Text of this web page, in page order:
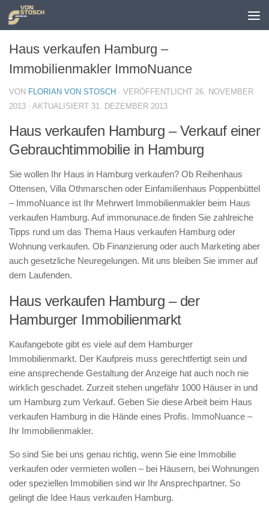
Zum Inhalt springen
Haus verkaufen Hamburg –
Immobilienmakler ImmoNuance
VON FLORIAN VON STOSCH · VERÖFFENTLICHT 26. NOVEMBER
2013 · AKTUALISIERT 31. DEZEMBER 2013
Haus verkaufen Hamburg – Verkauf einer
Gebrauchtimmobilie in Hamburg
Sie wollen Ihr Haus in Hamburg verkaufen? Ob Reihenhaus
Ottensen, Villa Othmarschen oder Einfamilienhaus Poppenbüttel
– ImmoNuance ist Ihr Mehrwert Immobilienmakler beim Haus
verkaufen Hamburg. Auf immonunace.de finden Sie zahlreiche
Tipps rund um das Thema Haus verkaufen Hamburg oder
Wohnung verkaufen. Ob Finanzierung oder auch Marketing aber
auch gesetzliche Neuregelungen. Mit uns bleiben Sie immer auf
dem Laufenden.
Haus verkaufen Hamburg – der
Hamburger Immobilienmarkt
Kaufangebote gibt es viele auf dem Hamburger
Immobilienmarkt. Der Kaufpreis muss gerechtfertigt sein und
eine ansprechende Gestaltung der Anzeige hat auch noch nie
wirklich geschadet. Zurzeit stehen ungefähr 1000 Häuser in und
um Hamburg zum Verkauf. Geben Sie diese Arbeit beim Haus
verkaufen Hamburg in die Hände eines Profis. ImmoNuance –
Ihr Immobilienmakler.
So sind Sie bei uns genau richtig, wenn Sie eine Immobilie
verkaufen oder vermieten wollen – bei Häusern, bei Wohnungen
oder speziellen Immobilien sind wir Ihr Ansprechpartner. So
gelingt die Idee Haus verkaufen Hamburg.